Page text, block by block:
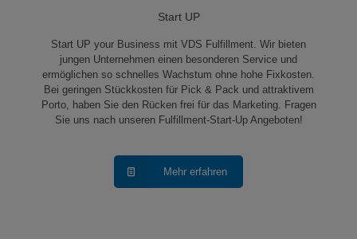
Start UP
Start UP your Business mit VDS Fulfillment. Wir bieten
jungen Unternehmen einen besonderen Service und
ermöglichen so schnelles Wachstum ohne hohe Fixkosten.
Bei geringen Stückkosten für Pick & Pack und attraktivem
Porto, haben Sie den Rücken frei für das Marketing. Fragen
Sie uns nach unseren Fulfillment-Start-Up Angeboten!
Mehr erfahren